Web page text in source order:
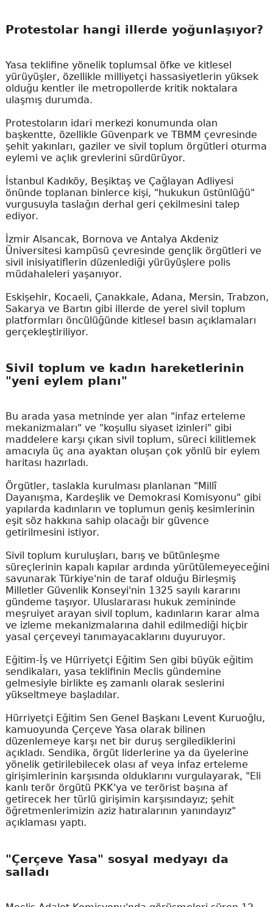
Protestolar hangi illerde yoğunlaşıyor?
Yasa teklifine yönelik toplumsal öfke ve kitlesel
yürüyüşler, özellikle milliyetçi hassasiyetlerin yüksek
olduğu kentler ile metropollerde kritik noktalara
ulaşmış durumda.
Protestoların idari merkezi konumunda olan
başkentte, özellikle Güvenpark ve TBMM çevresinde
şehit yakınları, gaziler ve sivil toplum örgütleri oturma
eylemi ve açlık grevlerini sürdürüyor.
İstanbul Kadıköy, Beşiktaş ve Çağlayan Adliyesi
önünde toplanan binlerce kişi, "hukukun üstünlüğü"
vurgusuyla taslağın derhal geri çekilmesini talep
ediyor.
İzmir Alsancak, Bornova ve Antalya Akdeniz
Üniversitesi kampüsü çevresinde gençlik örgütleri ve
sivil inisiyatiflerin düzenlediği yürüyüşlere polis
müdahaleleri yaşanıyor.
Eskişehir, Kocaeli, Çanakkale, Adana, Mersin, Trabzon,
Sakarya ve Bartın gibi illerde de yerel sivil toplum
platformları öncülüğünde kitlesel basın açıklamaları
gerçekleştiriliyor.
Sivil toplum ve kadın hareketlerinin
"yeni eylem planı"
Bu arada yasa metninde yer alan "infaz erteleme
mekanizmaları" ve "koşullu siyaset izinleri" gibi
maddelere karşı çıkan sivil toplum, süreci kilitlemek
amacıyla üç ana ayaktan oluşan çok yönlü bir eylem
haritası hazırladı.
Örgütler, taslakla kurulması planlanan "Millî
Dayanışma, Kardeşlik ve Demokrasi Komisyonu" gibi
yapılarda kadınların ve toplumun geniş kesimlerinin
eşit söz hakkına sahip olacağı bir güvence
getirilmesini istiyor.
Sivil toplum kuruluşları, barış ve bütünleşme
süreçlerinin kapalı kapılar ardında yürütülemeyeceğini
savunarak Türkiye'nin de taraf olduğu Birleşmiş
Milletler Güvenlik Konseyi'nin 1325 sayılı kararını
gündeme taşıyor. Uluslararası hukuk zemininde
meşruiyet arayan sivil toplum, kadınların karar alma
ve izleme mekanizmalarına dahil edilmediği hiçbir
yasal çerçeveyi tanımayacaklarını duyuruyor.
Eğitim-İş ve Hürriyetçi Eğitim Sen gibi büyük eğitim
sendikaları, yasa teklifinin Meclis gündemine
gelmesiyle birlikte eş zamanlı olarak seslerini
yükseltmeye başladılar.
Hürriyetçi Eğitim Sen Genel Başkanı Levent Kuruoğlu,
kamuoyunda Çerçeve Yasa olarak bilinen
düzenlemeye karşı net bir duruş sergilediklerini
açıkladı. Sendika, örgüt liderlerine ya da üyelerine
yönelik getirilebilecek olası af veya infaz erteleme
girişimlerinin karşısında olduklarını vurgulayarak, "Eli
kanlı terör örgütü PKK'ya ve terörist başına af
getirecek her türlü girişimin karşısındayız; şehit
öğretmenlerimizin aziz hatıralarının yanındayız"
açıklaması yaptı.
"Çerçeve Yasa" sosyal medyayı da
salladı